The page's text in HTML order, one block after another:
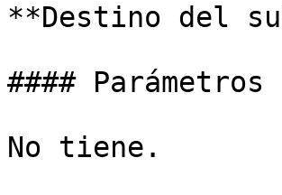
**Destino del
#### Parámetros
No tiene.